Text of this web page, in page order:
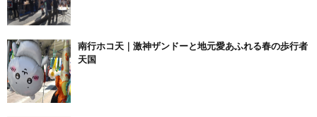
南行ホコ天｜激神ザンドーと地元愛あふれる春の歩行者
天国